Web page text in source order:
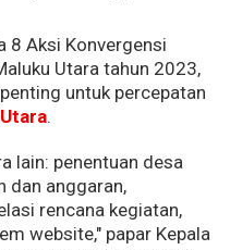
8 Aksi Konvergensi
Utara tahun 2023,
untuk percepatan
.
lain: penentuan desa
dan anggaran,
rencana kegiatan,
website," papar Kepala